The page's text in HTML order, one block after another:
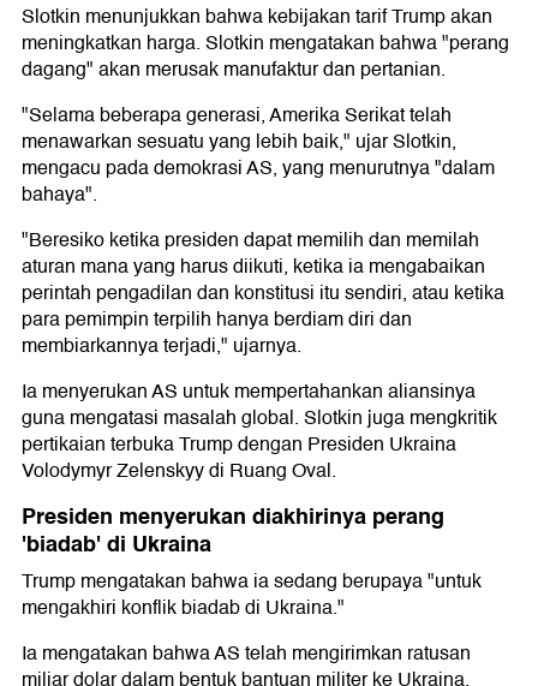
Slotkin menunjukkan bahwa kebijakan tarif Trump akan
meningkatkan harga. Slotkin mengatakan bahwa "perang
dagang" akan merusak manufaktur dan pertanian.
"Selama beberapa generasi, Amerika Serikat telah
menawarkan sesuatu yang lebih baik," ujar Slotkin,
mengacu pada demokrasi AS, yang menurutnya "dalam
bahaya".
"Beresiko ketika presiden dapat memilih dan memilah
aturan mana yang harus diikuti, ketika ia mengabaikan
perintah pengadilan dan konstitusi itu sendiri, atau ketika
para pemimpin terpilih hanya berdiam diri dan
membiarkannya terjadi," ujarnya.
Ia menyerukan AS untuk mempertahankan aliansinya
guna mengatasi masalah global. Slotkin juga mengkritik
pertikaian terbuka Trump dengan Presiden Ukraina
Volodymyr Zelenskyy di Ruang Oval.
Presiden menyerukan diakhirinya perang
'biadab' di Ukraina
Trump mengatakan bahwa ia sedang berupaya "untuk
mengakhiri konflik biadab di Ukraina."
Ia mengatakan bahwa AS telah mengirimkan ratusan